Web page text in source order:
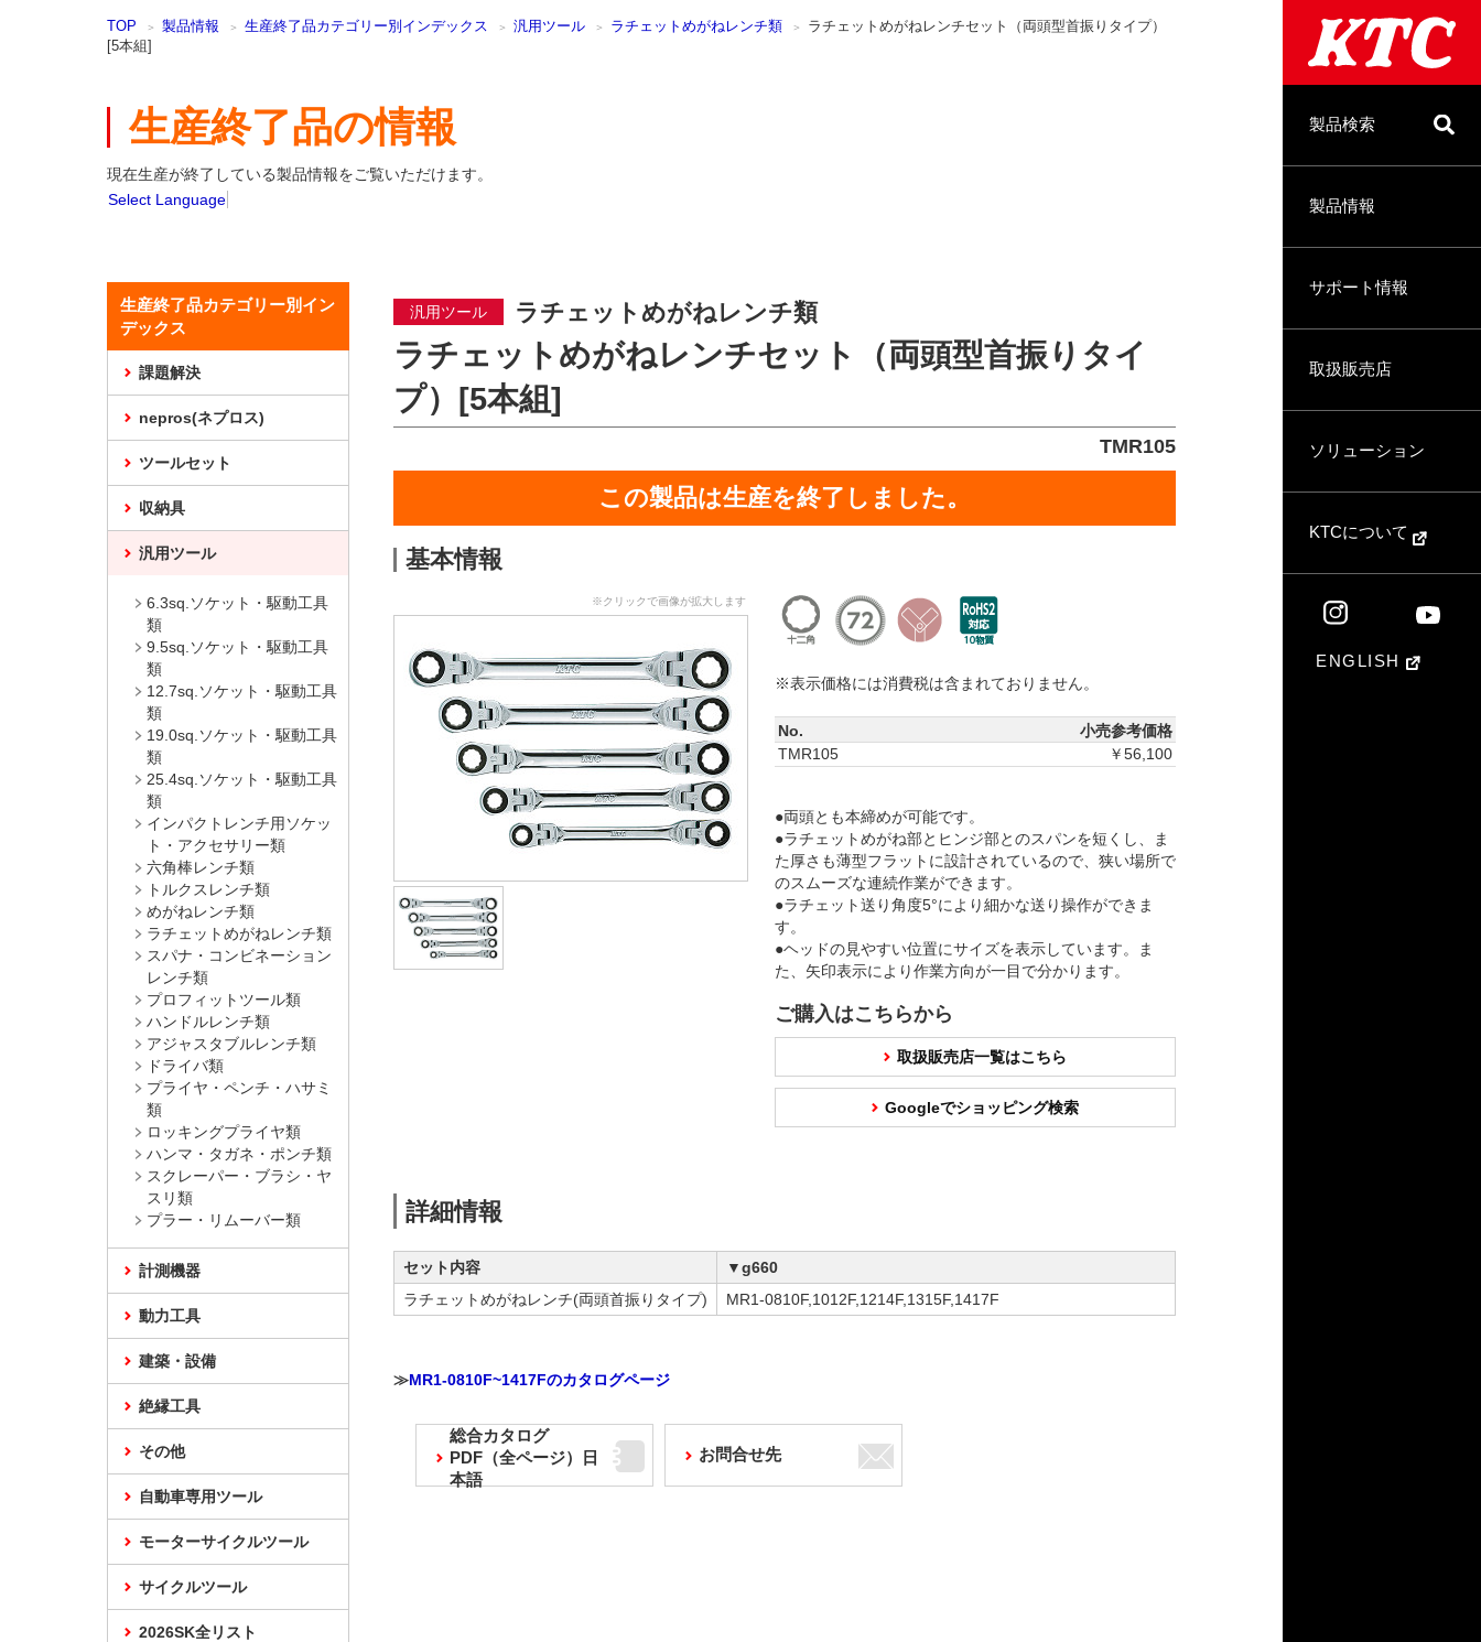
製品検索
製品情報
サポート情報
取扱販売店
ソリューション
KTCについて
ENGLISH
TOP 製品情報 生産終了品カテゴリー別インデックス 汎用ツール ラチェットめがねレンチ類
ラチェットめがねレンチセット（両頭型首振りタイプ）
[5本組]
生産終了品の情報
現在生産が終了している製品情報をご覧いただけます。
Select Language
汎用ツール ラチェットめがねレンチ類
ラチェットめがねレンチセット（両頭型首振りタイ
プ）[5本組]
TMR105
この製品は生産を終了しました。
基本情報
※クリックで画像が拡大します
※表示価格には消費税は含まれておりません。
No.
小売参考価格
TMR105
￥56,100
●両頭とも本締めが可能です。
●ラチェットめがね部とヒンジ部とのスパンを短くし、ま
た厚さも薄型フラットに設計されているので、狭い場所で
のスムーズな連続作業ができます。
●ラチェット送り角度5°により細かな送り操作ができま
す。
●ヘッドの見やすい位置にサイズを表示しています。ま
た、矢印表示により作業方向が一目で分かります。
ご購入はこちらから
取扱販売店一覧はこちら
Googleでショッピング検索
詳細情報
セット内容
▼g660
ラチェットめがねレンチ(両頭首振りタイプ)
MR1-0810F,1012F,1214F,1315F,1417F
≫MR1-0810F~1417Fのカタログページ
総合カタログ
PDF（全ページ）日
本語
お問合せ先
生産終了品カテゴリー別イン
デックス
課題解決
nepros(ネプロス)
ツールセット
収納具
汎用ツール
6.3sq.ソケット・駆動工具
類
9.5sq.ソケット・駆動工具
類
12.7sq.ソケット・駆動工具
類
19.0sq.ソケット・駆動工具
類
25.4sq.ソケット・駆動工具
類
インパクトレンチ用ソケッ
ト・アクセサリー類
六角棒レンチ類
トルクスレンチ類
めがねレンチ類
ラチェットめがねレンチ類
スパナ・コンビネーション
レンチ類
プロフィットツール類
ハンドルレンチ類
アジャスタブルレンチ類
ドライバ類
プライヤ・ペンチ・ハサミ
類
ロッキングプライヤ類
ハンマ・タガネ・ポンチ類
スクレーパー・ブラシ・ヤ
スリ類
プラー・リムーバー類
計測機器
動力工具
建築・設備
絶縁工具
その他
自動車専用ツール
モーターサイクルツール
サイクルツール
2026SK全リスト